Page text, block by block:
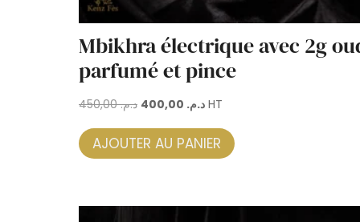
Mbikhra électrique avec 2g
parfumé et pince
د.م.450,00
Le
prix
initial
د.م.Le
prix
actuel
HT
AJOUTER AU PANIER